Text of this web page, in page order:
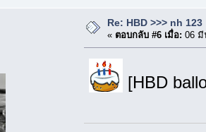
Re: HBD >>> nh 123
« ตอบกลับ #6 เมื่อ: 06 มี
[HBD